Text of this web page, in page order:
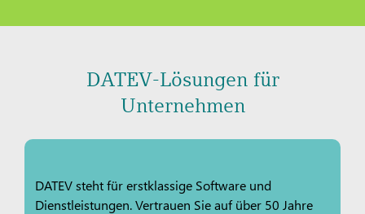
DATEV-Lösungen für
Unternehmen
DATEV steht für erstklassige Software und
Dienstleistungen. Vertrauen Sie auf über 50 Jahre